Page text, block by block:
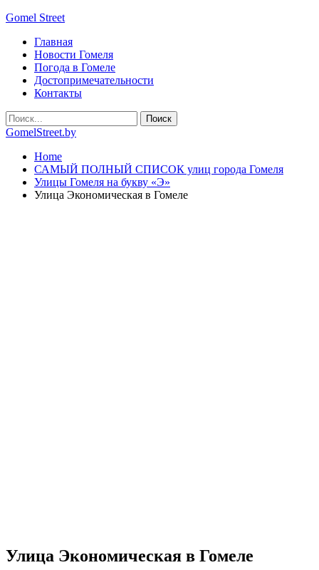
Gomel Street
Главная
Новости Гомеля
Погода в Гомеле
Достопримечательности
Контакты
GomelStreet.by
Home
САМЫЙ ПОЛНЫЙ СПИСОК улиц города Гомеля
Улицы Гомеля на букву «Э»
Улица Экономическая в Гомеле
Улица Экономическая в Гомеле